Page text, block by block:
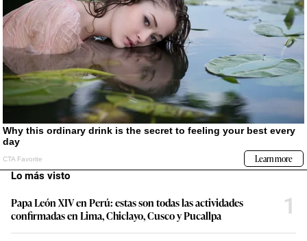
Lo más visto
Papa León XIV en Perú: estas son todas las actividades
confirmadas en Lima, Chiclayo, Cusco y Pucallpa
1